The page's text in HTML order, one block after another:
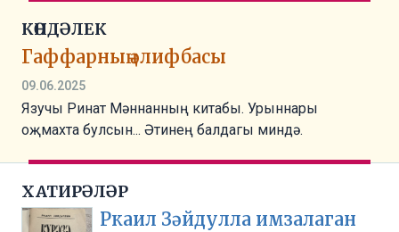
КӨНДӘЛЕК
Гаффарның әлифбасы
09.06.2025
Язучы Ринат Мәннанның китабы. Урыннары
оҗмахта булсын... Әтинең балдагы миндә.
ХАТИРӘЛӘР
Ркаил Зәйдулла имзалаган